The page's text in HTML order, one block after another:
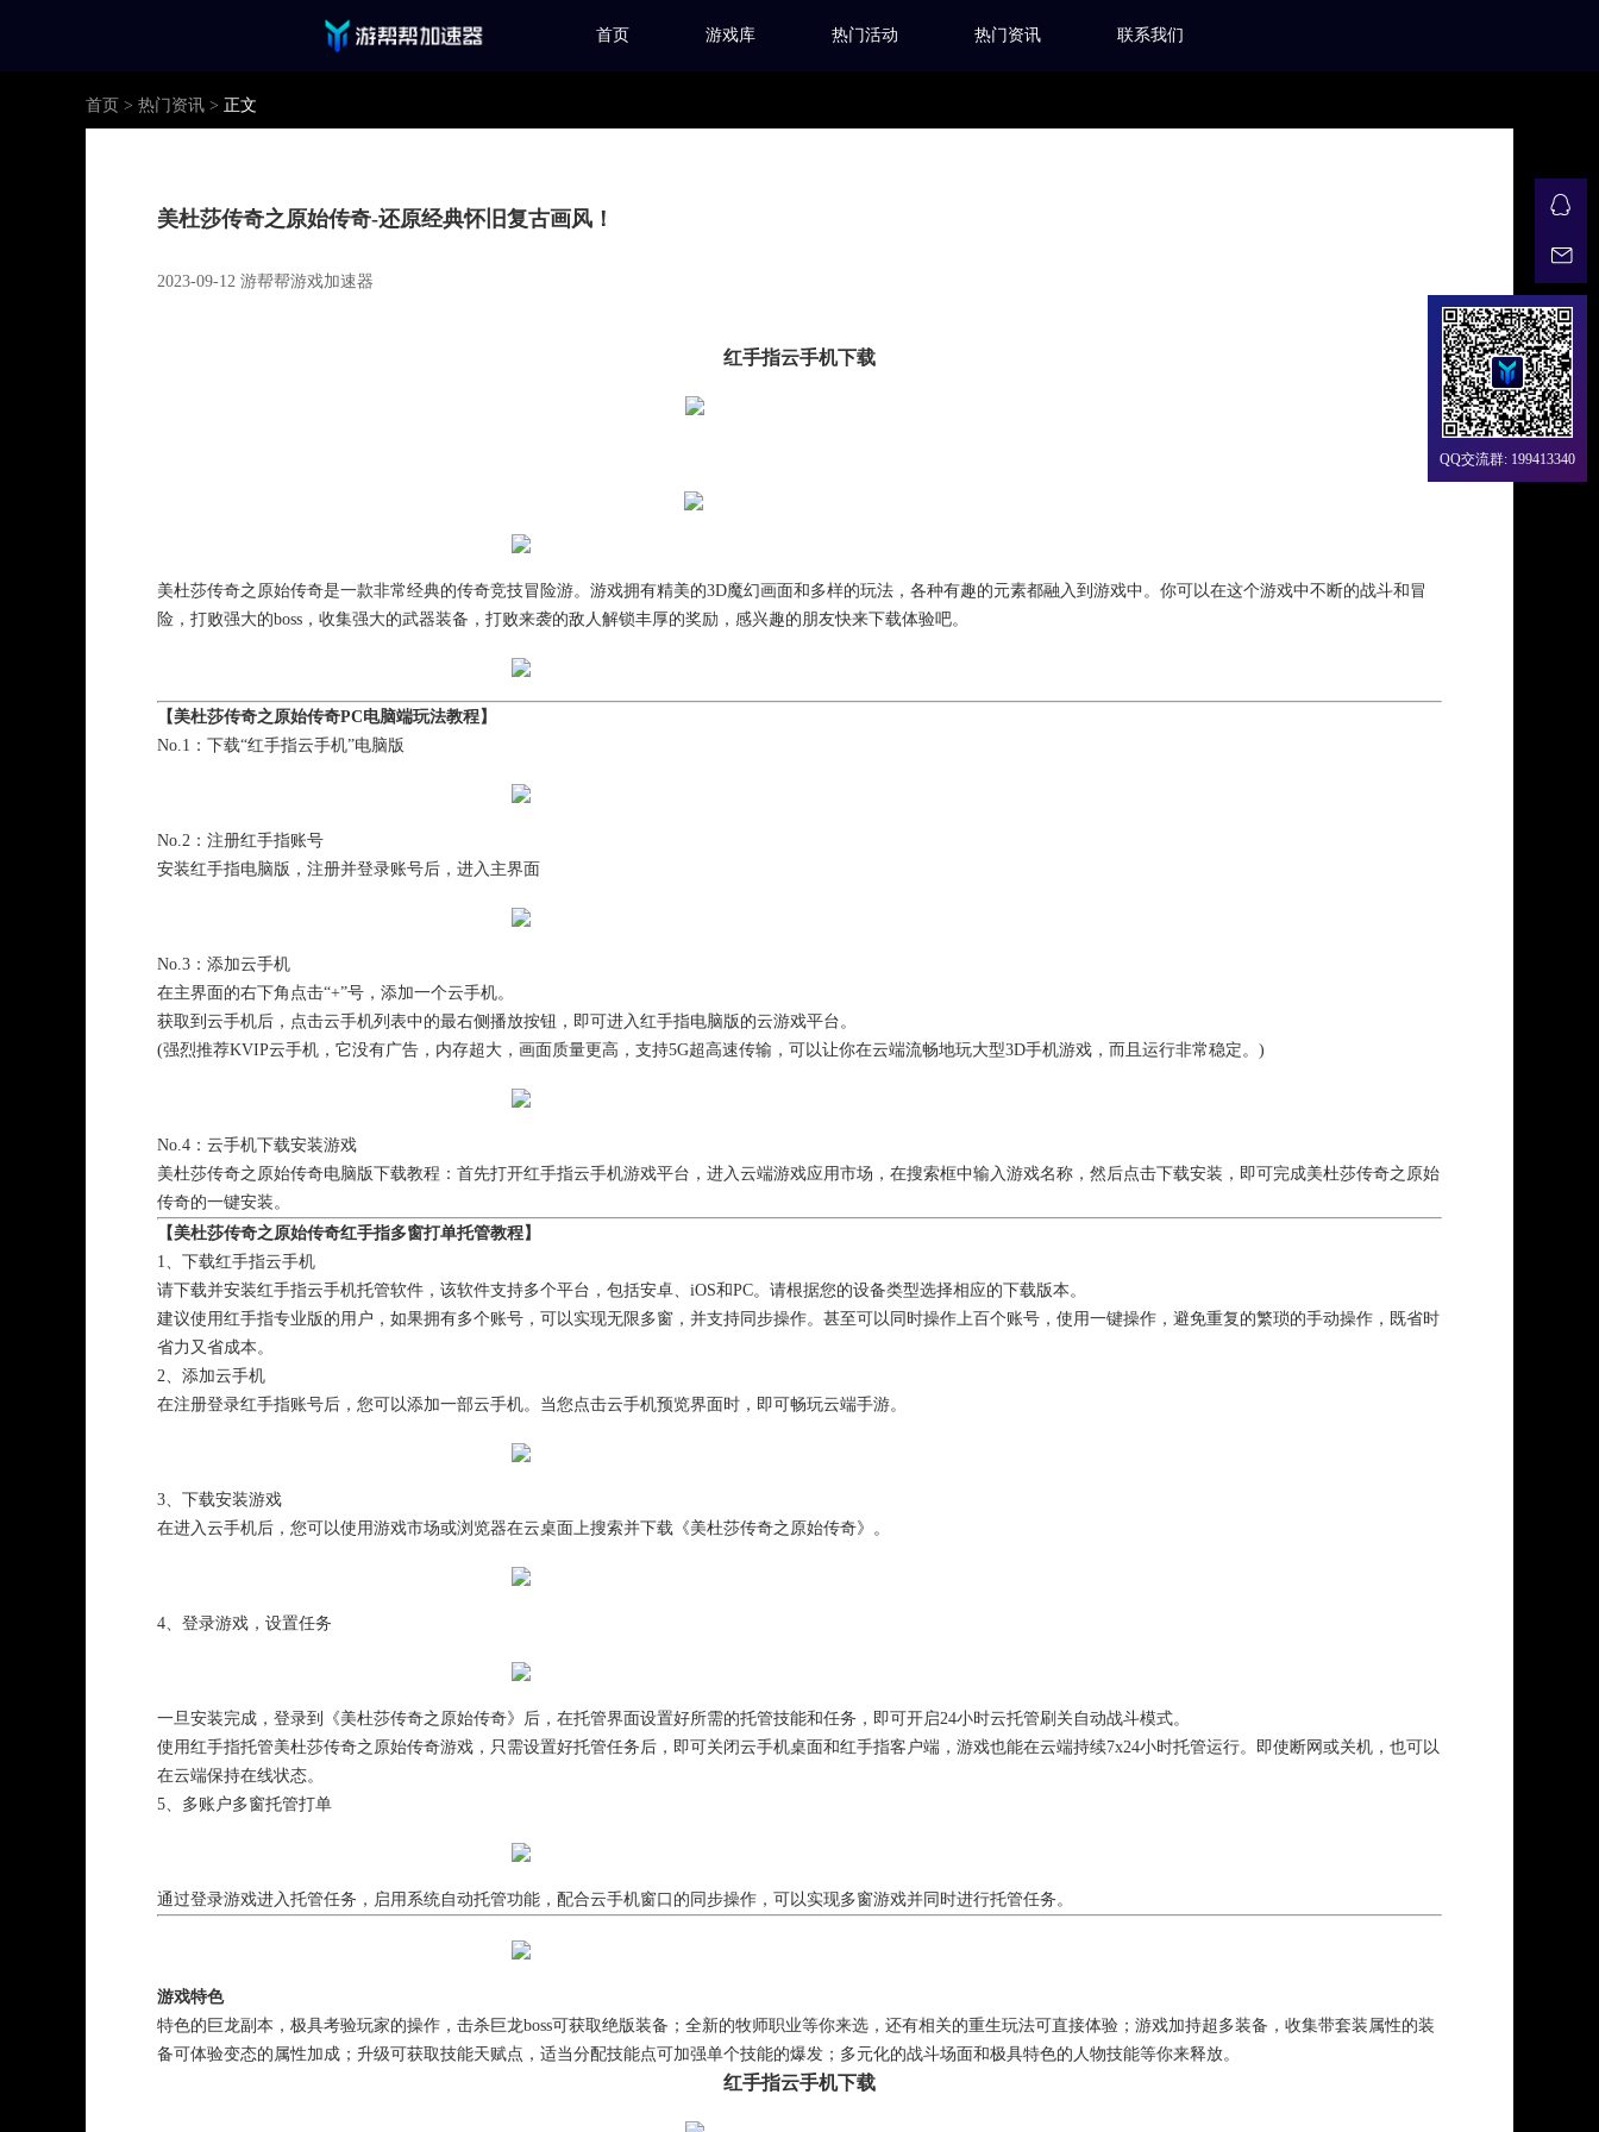
首页 游戏库 热门活动 热门资讯 联系我们
首页 > 热门资讯 > 正文
美杜莎传奇之原始传奇-还原经典怀旧复古画风！
2023-09-12 游帮帮游戏加速器
红手指云手机下载
美杜莎传奇之原始传奇是一款非常经典的传奇竞技冒险游。游戏拥有精美的3D魔幻画面和多样的玩法，各种有趣的元素都融入到游戏中。你可以在这个游戏中不断的战斗和冒
险，打败强大的boss，收集强大的武器装备，打败来袭的敌人解锁丰厚的奖励，感兴趣的朋友快来下载体验吧。
【美杜莎传奇之原始传奇PC电脑端玩法教程】
No.1：下载“红手指云手机”电脑版
No.2：注册红手指账号
安装红手指电脑版，注册并登录账号后，进入主界面
No.3：添加云手机
在主界面的右下角点击“+”号，添加一个云手机。
获取到云手机后，点击云手机列表中的最右侧播放按钮，即可进入红手指电脑版的云游戏平台。
(强烈推荐KVIP云手机，它没有广告，内存超大，画面质量更高，支持5G超高速传输，可以让你在云端流畅地玩大型3D手机游戏，而且运行非常稳定。)
No.4：云手机下载安装游戏
美杜莎传奇之原始传奇电脑版下载教程：首先打开红手指云手机游戏平台，进入云端游戏应用市场，在搜索框中输入游戏名称，然后点击下载安装，即可完成美杜莎传奇之原始
传奇的一键安装。
【美杜莎传奇之原始传奇红手指多窗打单托管教程】
1、下载红手指云手机
请下载并安装红手指云手机托管软件，该软件支持多个平台，包括安卓、iOS和PC。请根据您的设备类型选择相应的下载版本。
建议使用红手指专业版的用户，如果拥有多个账号，可以实现无限多窗，并支持同步操作。甚至可以同时操作上百个账号，使用一键操作，避免重复的繁琐的手动操作，既省时
省力又省成本。
2、添加云手机
在注册登录红手指账号后，您可以添加一部云手机。当您点击云手机预览界面时，即可畅玩云端手游。
3、下载安装游戏
在进入云手机后，您可以使用游戏市场或浏览器在云桌面上搜索并下载《美杜莎传奇之原始传奇》。
4、登录游戏，设置任务
一旦安装完成，登录到《美杜莎传奇之原始传奇》后，在托管界面设置好所需的托管技能和任务，即可开启24小时云托管刷关自动战斗模式。
使用红手指托管美杜莎传奇之原始传奇游戏，只需设置好托管任务后，即可关闭云手机桌面和红手指客户端，游戏也能在云端持续7x24小时托管运行。即使断网或关机，也可以
在云端保持在线状态。
5、多账户多窗托管打单
通过登录游戏进入托管任务，启用系统自动托管功能，配合云手机窗口的同步操作，可以实现多窗游戏并同时进行托管任务。
游戏特色
特色的巨龙副本，极具考验玩家的操作，击杀巨龙boss可获取绝版装备；全新的牧师职业等你来选，还有相关的重生玩法可直接体验；游戏加持超多装备，收集带套装属性的装
备可体验变态的属性加成；升级可获取技能天赋点，适当分配技能点可加强单个技能的爆发；多元化的战斗场面和极具特色的人物技能等你来释放。
红手指云手机下载
QQ交流群: 199413340